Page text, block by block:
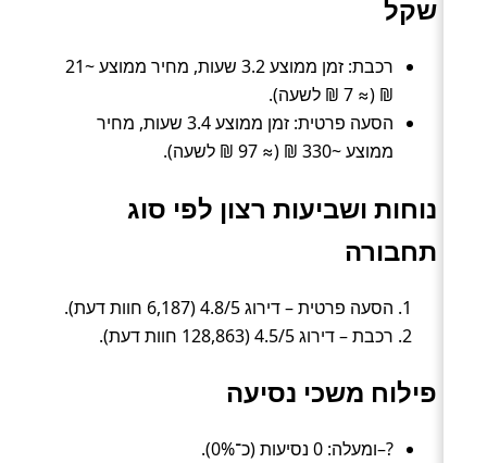
שקל
רכבת: זמן ממוצע 3.2 שעות, מחיר ממוצע ~21
₪ (≈ 7 ₪ לשעה).
הסעה פרטית: זמן ממוצע 3.4 שעות, מחיר
ממוצע ~330 ₪ (≈ 97 ₪ לשעה).
נוחות ושביעות רצון לפי סוג
תחבורה
הסעה פרטית – דירוג 4.8/5 (6,187 חוות דעת).
רכבת – דירוג 4.5/5 (128,863 חוות דעת).
פילוח משכי נסיעה
?–ומעלה: 0 נסיעות (כ־0%).